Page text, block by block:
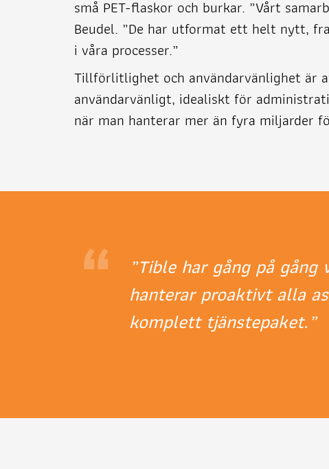
små PET-flaskor och burkar. ”Vårt
Beudel. ”De har utformat ett helt nytt,
i våra processer.”
Tillförlitlighet och användarvänlighet är
användarvänligt, idealiskt för
när man hanterar mer än fyra miljarder
“
”Tible har gång på
hanterar proaktivt alla
komplett tjänstepaket.”